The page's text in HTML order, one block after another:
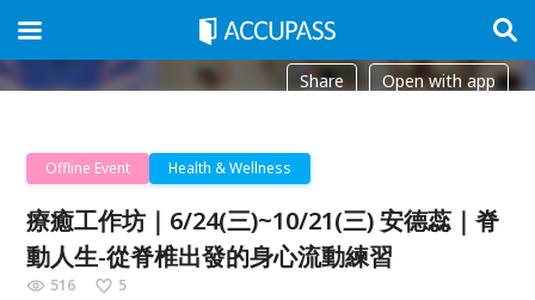
Share Open with app
Offline Event Health & Wellness
療癒工作坊｜6/24(三)~10/21(三) 安德蕊｜脊
動人生-從脊椎出發的身心流動練習
516 5